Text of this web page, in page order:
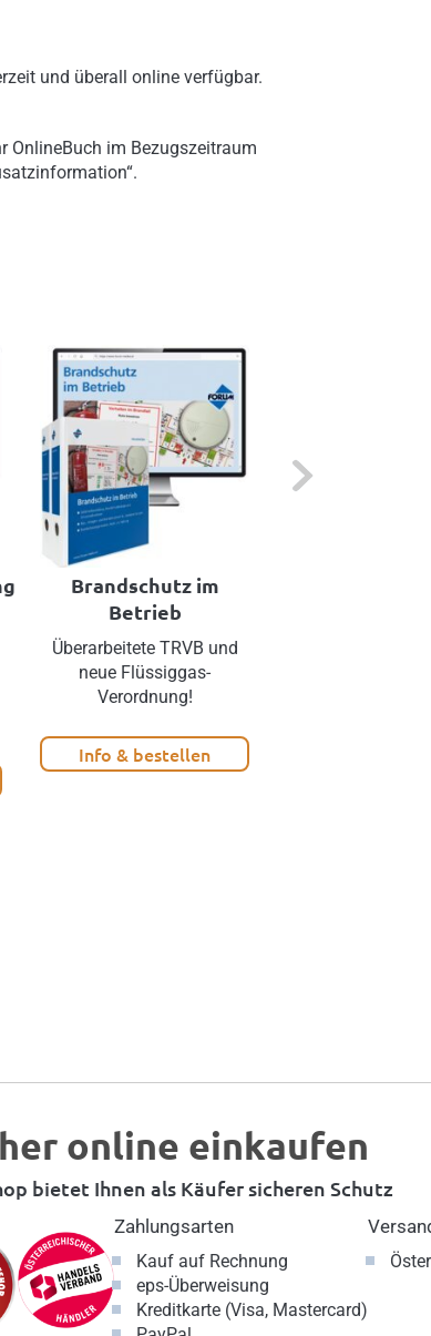
und überall online verfügbar.
OnlineBuch im Bezugszeitraum
Next
Brandschutz im
Betrieb
Überarbeitete TRVB und
neue Flüssiggas-
Verordnung!
Info & bestellen
online einkaufen
bietet Ihnen als Käufer sicheren Schutz
Zahlungsarten
Kauf auf Rechnung
eps-Überweisung
Kreditkarte (Visa, Mastercard)